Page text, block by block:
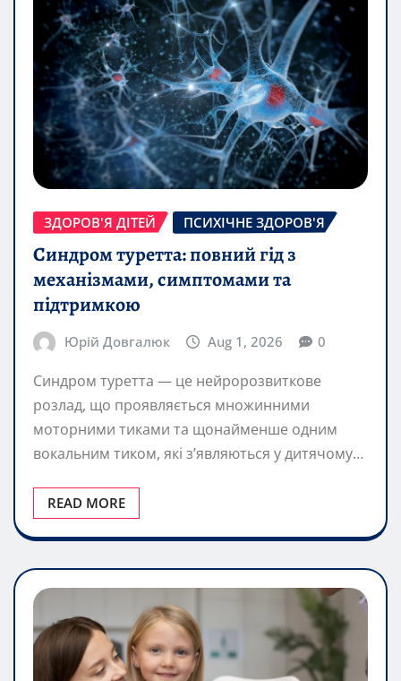
ЗДОРОВ'Я ДІТЕЙ ПСИХІЧНЕ ЗДОРОВ'Я
Синдром туретта: повний гід з
механізмами, симптомами та
підтримкою
Юрій Довгалюк Aug 1, 2026 0
Синдром туретта — це нейророзвиткове
розлад, що проявляється множинними
моторними тиками та щонайменше одним
вокальним тиком, які з’являються у дитячому…
READ MORE